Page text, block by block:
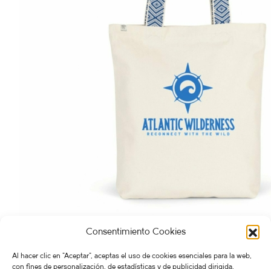
Consentimiento Cookies
Al hacer clic en "Aceptar", aceptas el uso de cookies esenciales para la web,
con fines de personalización, de estadísticas y de publicidad dirigida,
BOLSO Atlantic Wilderness
Atlantic Wilderness,BOLSOS
25,00